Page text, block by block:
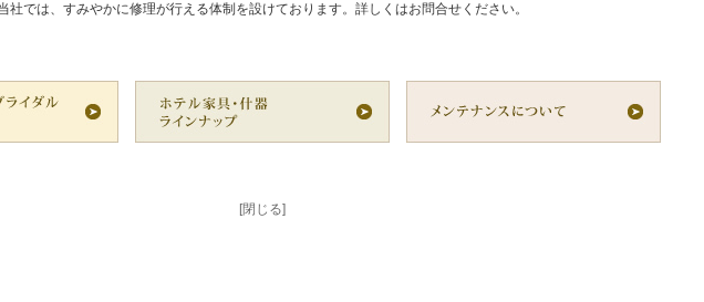
社では、すみやかに修理が行える体制を設けております。詳しくはお問合せください。
[閉じる]